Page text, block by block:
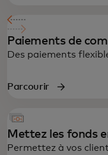
Paiements de
Des paiements
Parcourir
Mettez les fonds
Permettez à vos